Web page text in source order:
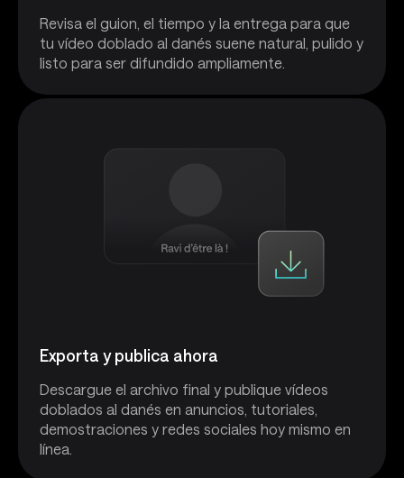
Revisa el guion, el tiempo y la entrega para que
tu vídeo doblado al danés suene natural, pulido y
listo para ser difundido ampliamente.
Exporta y publica ahora
Descargue el archivo final y publique vídeos
doblados al danés en anuncios, tutoriales,
demostraciones y redes sociales hoy mismo en
línea.